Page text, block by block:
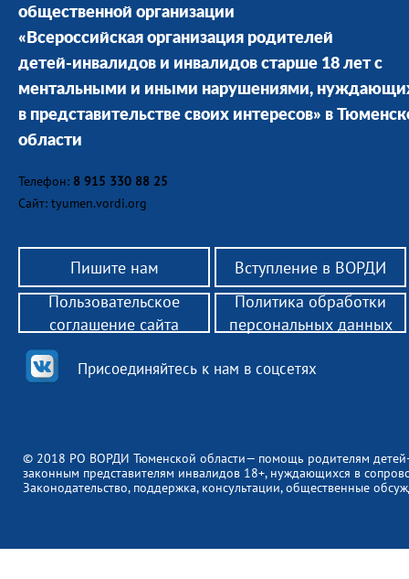
общественной организации
«Всероссийская организация родителей
детей-инвалидов и инвалидов старше 18 лет с
ментальными и иными нарушениями,
в представительстве своих интересов» в
области
Телефон: 8 915 330 88 25
Сайт: tyumen.vordi.org
Пишите нам Вступление в ВОРДИ
© 2018 РО ВОРДИ Тюменской области— помощь родителям
законным представителям инвалидов 18+, нуждающихся в
Законодательство, поддержка, консультации, общественные
Присоединяйтесь к нам в соцсетях
Пользовательское
соглашение сайта
Политика обработки
персональных данных